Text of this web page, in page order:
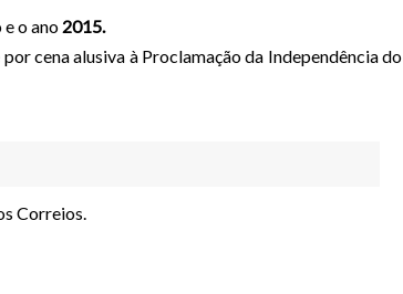
o ano 2015.
cena alusiva à Proclamação da Independência do
Correios.